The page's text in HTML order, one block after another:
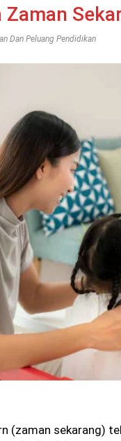
Zaman
Dan Peluang Pendidikan
(zaman sekarang)